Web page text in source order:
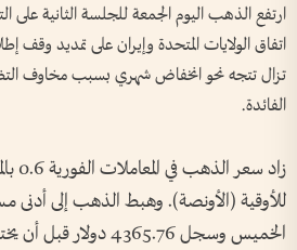
ارتفع الذهب ​اليوم الجمعة للجلسة الثانية على
‌اتفاق الولايات ​المتحدة وإيران على تمديد وقف
تزال تتجه نحو انخفاض شهري بسبب مخاوف
الفائدة.
للأوقية (الأونصة). ⁠وهبط الذهب إلى
الخميس وسجل 4365.76